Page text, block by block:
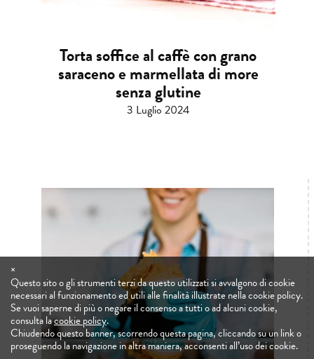
Torta soffice al caffè con grano
saraceno e marmellata di more
senza glutine
3 Luglio 2024
×
Questo sito o gli strumenti terzi da questo utilizzati si avvalgono di cookie
necessari al funzionamento ed utili alle finalità illustrate nella cookie policy.
Se vuoi saperne di più o negare il consenso a tutti o ad alcuni cookie,
consulta lacookie policy.
Chiudendo questo banner, scorrendo questa pagina, cliccando su un link o
proseguendo la navigazione in altra maniera, acconsenti all’uso dei cookie.